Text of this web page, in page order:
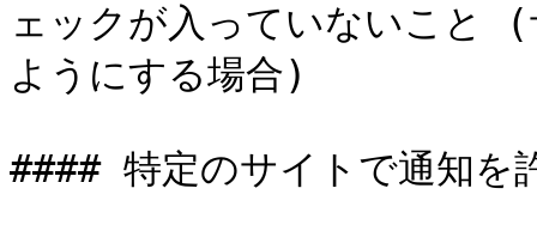
ェックが入っていないこと
ようにする場合)
#### 特定のサイトで通知を